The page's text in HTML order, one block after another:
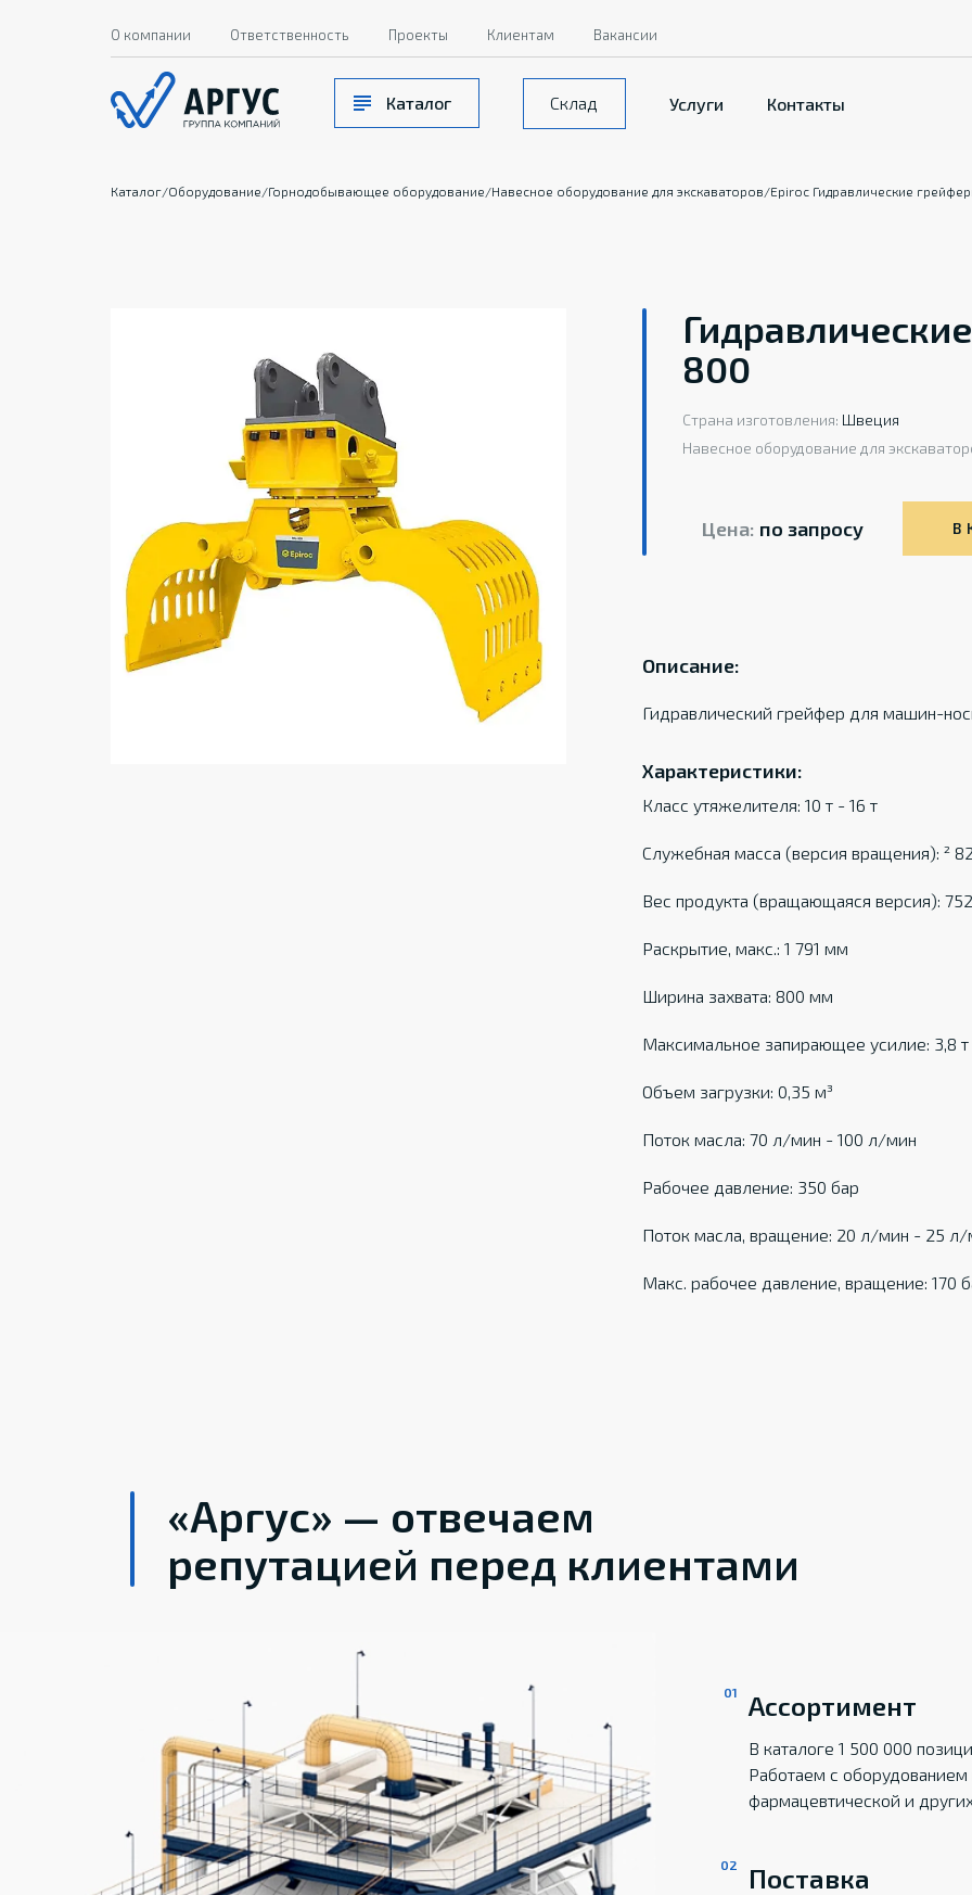
Каталог Склад Услуги Контакты
О компании Ответственность Проекты Клиентам Вакансии
Каталог/Оборудование/Горнодобывающее оборудование/Навесное оборудование для экскаваторов/Epiroc Гидравлические
800
Страна изготовления: Швеция
Навесное оборудование для
Цена: по запросу В
Описание:
Гидравлический грейфер для машин-
Характеристики:
Класс утяжелителя: 10 т - 16 т
Служебная масса (версия вращения): ²
Вес продукта (вращающаяся версия):
Раскрытие, макс.: 1 791 мм
Ширина захвата: 800 мм
Максимальное запирающее усилие: 3,8 т
Объем загрузки: 0,35 м³
Поток масла: 70 л/мин - 100 л/мин
Рабочее давление: 350 бар
Поток масла, вращение: 20 л/мин - 25 л/
Макс. рабочее давление, вращение: 170
«Аргус» — отвечаем
репутацией перед клиентами
Ассортимент
В каталоге 1 500 000
Работаем с
фармацевтической и
Поставка